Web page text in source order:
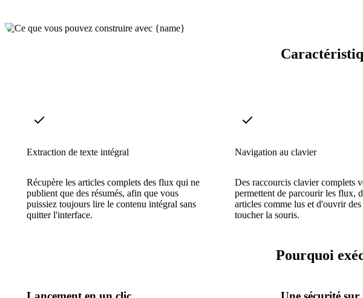
Extraction de texte intégral
Récupère les articles complets des flux qui ne
publient que des résumés, afin que vous
puissiez toujours lire le contenu intégral sans
quitter l'interface.
Navigation au clavier
Des raccourcis clavier complets
permettent de parcourir les flux,
articles comme lus et d'ouvrir des
toucher la souris.
Pourquoi